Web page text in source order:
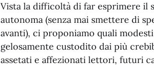
Vista la difficoltà di far esprimere il
autonoma (senza mai smettere di
avanti), ci proponiamo quali
gelosamente custodito dai più
assetati e affezionati lettori, futuri